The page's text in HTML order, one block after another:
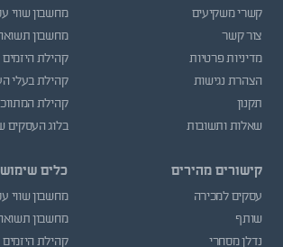
קשרי משקיעים
צור קשר
מדיניות פרטיות
הצהרת נגישות
תקנון
שאלות ותשובות
קישורים מהירים
עסקים למכירה
שותף
נדלן מסחרי
מחשבון שווי
מחשבון
קהילת היזמים
קהילת בעלי
קהילת
בלוג העסקים
כלים
מחשבון שווי
מחשבון
קהילת היזמים